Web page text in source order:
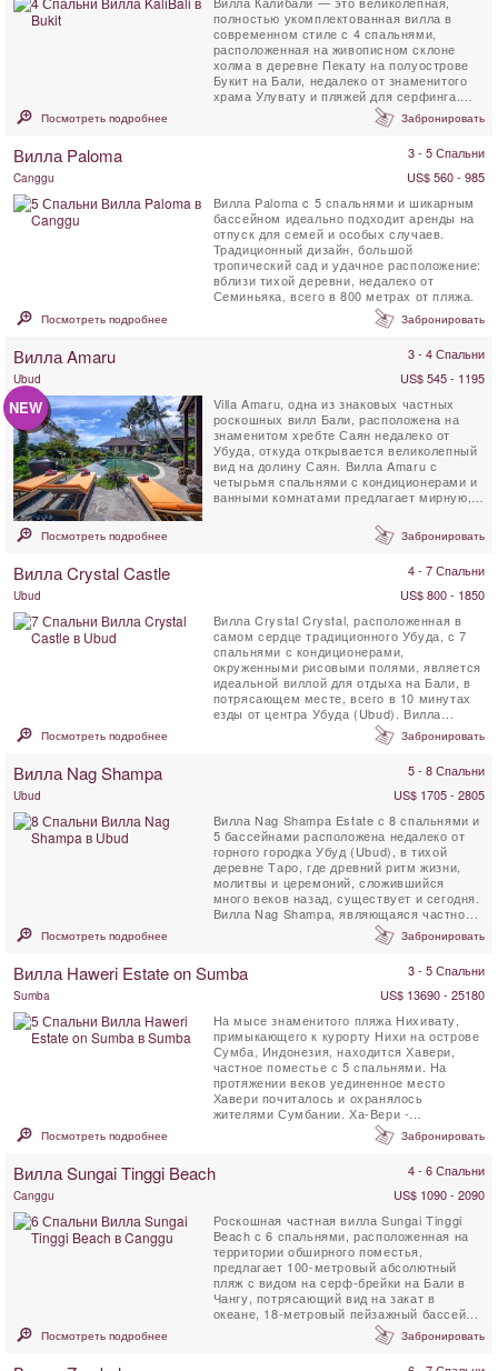
полностью укомплектованная вилла в
современном стиле с 4 спальнями,
расположенная на живописном склоне
холма в деревне Пекату на полуострове
Букит на Бали, недалеко от знаменитого
храма Улувату и пляжей для серфинга.
Посмотреть подробнее Забронировать
Вилла Paloma 3 - 5 Спальни
Canggu
US$ 560 - 985
Вилла Paloma c 5 спальнями и шикарным
бассейном идеально подходит аренды на
отпуск для семей и особых случаев.
Традиционный дизайн, большой
тропический сад и удачное расположение:
вблизи тихой деревни, недалеко от
Семиньяка, всего в 800 метрах от пляжа.
Посмотреть подробнее Забронировать
Вилла Amaru 3 - 4 Спальни
Ubud US$ 545 - 1195
NEW
Villa Amaru, одна из знаковых частных
роскошных вилл Бали, расположена на
знаменитом хребте Саян недалеко от
Убуда, откуда открывается великолепный
вид на долину Саян. Вилла Amaru с
четырьмя спальнями с кондиционерами и
ванными комнатами предлагает мирную,
Посмотреть подробнее Забронировать
Вилла Crystal Castle 4 - 7 Спальни
Ubud
US$ 800 - 1850
Вилла Crystal Crystal, расположенная в
самом сердце традиционного Убуда, с 7
спальнями с кондиционерами,
окруженными рисовыми полями, является
идеальной виллой для отдыха на Бали, в
потрясающем месте, всего в 10 минутах
езды от центра Убуда (Ubud). Вилла
Crystal Castle имеет большой ...
Посмотреть подробнее Забронировать
Вилла Nag Shampa 5 - 8 Спальни
Ubud
US$ 1705 - 2805
Вилла Nag Shampa Estate с 8 спальнями и
5 бассейнами расположена недалеко от
горного городка Убуд (Ubud), в тихой
деревне Таро, где древний ритм жизни,
молитвы и церемоний, сложившийся
много веков назад, существует и сегодня.
Вилла Nag Shampa, являющаяся частной
Посмотреть подробнее Забронировать
Вилла Haweri Estate on Sumba 3 - 5 Спальни
Sumba
US$ 13690 - 25180
На мысе знаменитого пляжа Нихивату,
примыкающего к курорту Нихи на острове
Сумба, Индонезия, находится Хавери,
частное поместье с 5 спальнями. На
протяжении веков уединенное место
Хавери почиталось и охранялось
жителями Сумбании. Ха-Вери -
Посмотреть подробнее Забронировать
Вилла Sungai Tinggi Beach 4 - 6 Спальни
Canggu
US$ 1090 - 2090
Роскошная частная вилла Sungai Tinggi
Beach с 6 спальнями, расположенная на
территории обширного поместья,
предлагает 100-метровый абсолютный
пляж с видом на серф-брейки на Бали в
Чангу, потрясающий вид на закат в
океане, 18-метровый пейзажный бассейн и
профессиональную команду ...
Посмотреть подробнее Забронировать